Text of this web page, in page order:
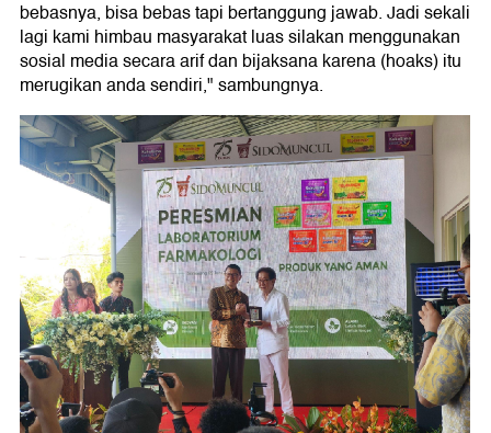
bebasnya, bisa bebas tapi bertanggung jawab. Jadi sekali
lagi kami himbau masyarakat luas silakan menggunakan
sosial media secara arif dan bijaksana karena (hoaks) itu
merugikan anda sendiri," sambungnya.